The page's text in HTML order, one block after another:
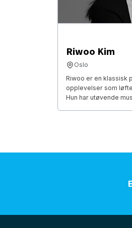
Riwoo Kim
Oslo
Riwoo er en klassisk
opplevelser som
Hun har utøvende